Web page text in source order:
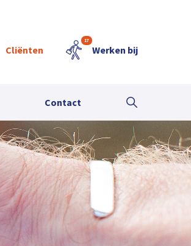
Cliënten
17
Werken bij
Contact